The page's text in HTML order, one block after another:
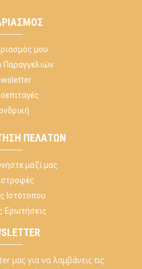
μου
Παραγγελιών
ΠΕΛΑΤΏΝ
μαζί μας
Ιστότοπου
Ερωτήσεις
μας για να λαμβάνεις τις